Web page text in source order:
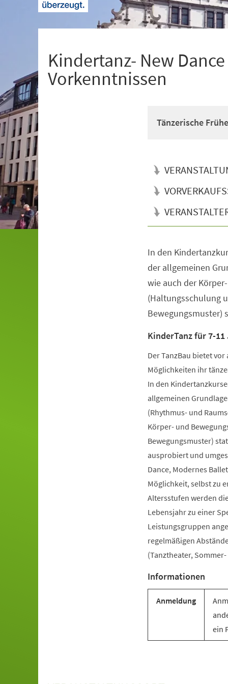
Kindertanz- New
Vorkenntnissen
Tänzerische
In den
der allgemeinen
wie auch der
(Haltungsschulung
Bewegungsmuster)
KinderTanz für 7-
Der TanzBau bietet
Möglichkeiten ihr
In den
allgemeinen
(Rhythmus- und
Körper- und
Bewegungsmuster)
ausprobiert und
Dance, Modernes
Möglichkeit, selbst zu
Altersstufen werden
Lebensjahr zu einer
Leistungsgruppen
regelmäßigen
(Tanztheater,
Informationen
Anmeldung
ein